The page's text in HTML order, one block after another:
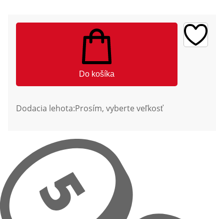
Do košíka
Dodacia lehota:Prosím, vyberte veľkosť